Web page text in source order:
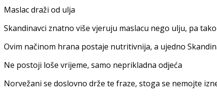
Maslac draži od ulja
Skandinavci znatno više vjeruju maslacu nego ulju, pa
Ovim načinom hrana postaje nutritivnija, a ujedno
Ne postoji loše vrijeme, samo neprikladna odjeća
Norvežani se doslovno drže te fraze, stoga se nemojte